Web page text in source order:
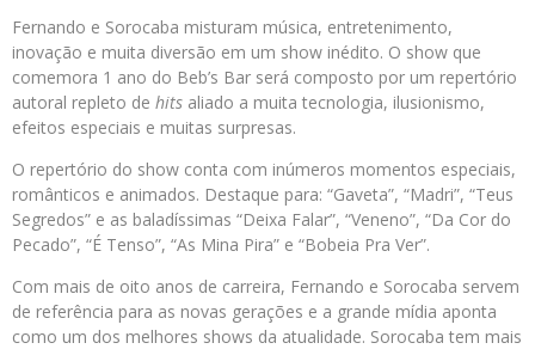
Fernando e Sorocaba misturam música, entretenimento,
inovação e muita diversão em um show inédito. O show que
comemora 1 ano do Beb’s Bar será composto por um repertório
autoral repleto de hits aliado a muita tecnologia, ilusionismo,
efeitos especiais e muitas surpresas.
O repertório do show conta com inúmeros momentos especiais,
românticos e animados. Destaque para: “Gaveta”, “Madri”, “Teus
Segredos” e as baladíssimas “Deixa Falar”, “Veneno”, “Da Cor do
Pecado”, “É Tenso”, “As Mina Pira” e “Bobeia Pra Ver”.
Com mais de oito anos de carreira, Fernando e Sorocaba servem
de referência para as novas gerações e a grande mídia aponta
como um dos melhores shows da atualidade. Sorocaba tem mais